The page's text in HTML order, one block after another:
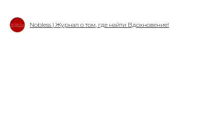
Nobless | Журнал о том, где найти Вдохновение!